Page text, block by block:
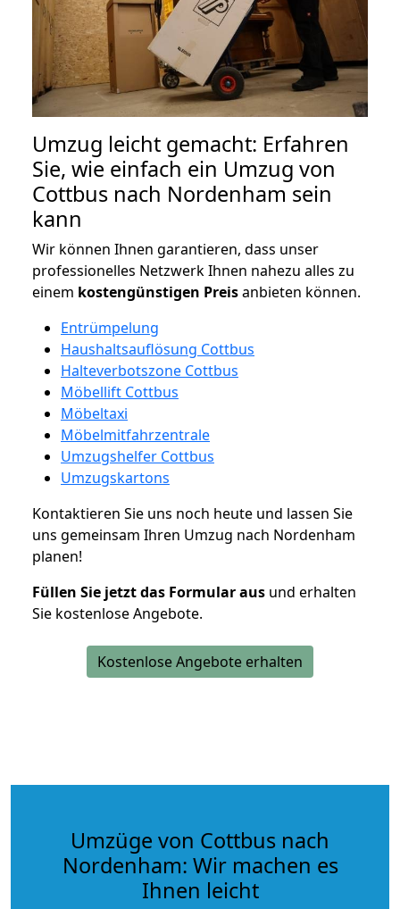
Umzug leicht gemacht: Erfahren
Sie, wie einfach ein Umzug von
Cottbus nach Nordenham sein
kann
Wir können Ihnen garantieren, dass unser
professionelles Netzwerk Ihnen nahezu alles zu
einem kostengünstigen Preisanbieten können.
Entrümpelung
Haushaltsauflösung Cottbus
Halteverbotszone Cottbus
Möbellift Cottbus
Möbeltaxi
Möbelmitfahrzentrale
Umzugshelfer Cottbus
Umzugskartons
Kontaktieren Sie uns noch heute und lassen Sie
uns gemeinsam Ihren Umzug nach Nordenham
planen!
Füllen Sie jetzt das Formular aus und erhalten
Sie kostenlose Angebote.
Kostenlose Angebote erhalten
Umzüge von Cottbus nach
Nordenham: Wir machen es
Ihnen leicht